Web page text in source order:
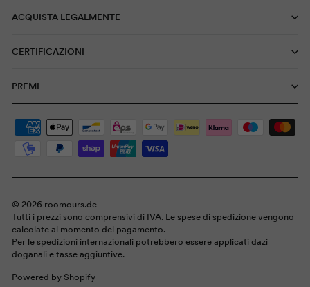
ACQUISTA LEGALMENTE
CERTIFICAZIONI
PREMI
© 2026 roomours.de
Tutti i prezzi sono comprensivi di IVA. Le spese di spedizione vengono
calcolate al momento del pagamento.
Per le spedizioni internazionali potrebbero essere applicati dazi
doganali e tasse aggiuntive.
Powered by Shopify